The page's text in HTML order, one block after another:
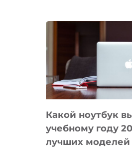
БЕЗ
КОДА
Какой ноутбук
учебному году
лучших моделей